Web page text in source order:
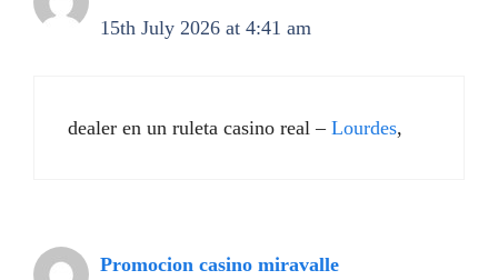
15th July 2026 at 4:41 am
dealer en un ruleta casino real – Lourdes,
Promocion casino miravalle